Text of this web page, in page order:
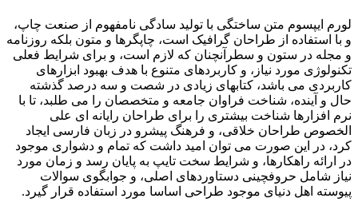
لورم ایپسوم متن ساختگی با تولید سادگی نامفهوم از صنعت چاپ،
و با استفاده از طراحان گرافیک است، چاپگرها و متون بلکه روزنامه
و مجله در ستون و سطرآنچنان که لازم است، و برای شرایط فعلی
تکنولوژی مورد نیاز، و کاربردهای متنوع با هدف بهبود ابزارهای
کاربردی می باشد، کتابهای زیادی در شصت و سه درصد گذشته
حال و آینده، شناخت فراوان جامعه و متخصصان را می طلبد، تا با
نرم افزارها شناخت بیشتری را برای طراحان رایانه ای علی
الخصوص طراحان خلاقی، و فرهنگ پیشرو در زبان فارسی ایجاد
کرد، در این صورت می توان امید داشت که تمام و دشواری موجود
در ارائه راهکارها، و شرایط سخت تایپ به پایان رسد و زمان مورد
نیاز شامل حروفچینی دستاوردهای اصلی، و جوابگوی سوالات
پیوسته اهل دنیای موجود طراحی اساسا مورد استفاده قرار گیرد.